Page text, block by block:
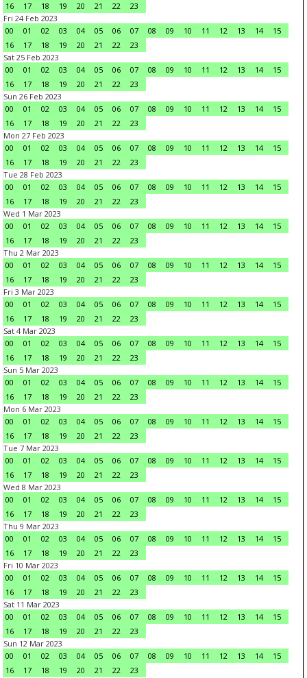
16
17 18 19 20 21 22
23
Fri 24 Feb 2023
00
01 02 03 04 05 06 07 08 09 10 11 12 13 14
15
16
17 18 19 20 21 22
23
Sat 25 Feb 2023
00
01 02 03 04 05 06 07 08 09 10 11 12 13 14
15
16
17 18 19 20 21 22
23
Sun 26 Feb 2023
00
01 02 03 04 05 06 07 08 09 10 11 12 13 14
15
16
17 18 19 20 21 22
23
Mon 27 Feb 2023
00
01 02 03 04 05 06 07 08 09 10 11 12 13 14
15
16
17 18 19 20 21 22
23
Tue 28 Feb 2023
00
01 02 03 04 05 06 07 08 09 10 11 12 13 14
15
16
17 18 19 20 21 22
23
Wed 1 Mar 2023
00
01 02 03 04 05 06 07 08 09 10 11 12 13 14
15
16
17 18 19 20 21 22
23
Thu 2 Mar 2023
00
01 02 03 04 05 06 07 08 09 10 11 12 13 14
15
16
17 18 19 20 21 22
23
Fri 3 Mar 2023
00
01 02 03 04 05 06 07 08 09 10 11 12 13 14
15
16
17 18 19 20 21 22
23
Sat 4 Mar 2023
00
01 02 03 04 05 06 07 08 09 10 11 12 13 14
15
16
17 18 19 20 21 22
23
Sun 5 Mar 2023
00
01 02 03 04 05 06 07 08 09 10 11 12 13 14
15
16
17 18 19 20 21 22
23
Mon 6 Mar 2023
00
01 02 03 04 05 06 07 08 09 10 11 12 13 14
15
16
17 18 19 20 21 22
23
Tue 7 Mar 2023
00
01 02 03 04 05 06 07 08 09 10 11 12 13 14
15
16
17 18 19 20 21 22
23
Wed 8 Mar 2023
00
01 02 03 04 05 06 07 08 09 10 11 12 13 14
15
16
17 18 19 20 21 22
23
Thu 9 Mar 2023
00
01 02 03 04 05 06 07 08 09 10 11 12 13 14
15
16
17 18 19 20 21 22
23
Fri 10 Mar 2023
00
01 02 03 04 05 06 07 08 09 10 11 12 13 14
15
16
17 18 19 20 21 22
23
Sat 11 Mar 2023
00
01 02 03 04 05 06 07 08 09 10 11 12 13 14
15
16
17 18 19 20 21 22
23
Sun 12 Mar 2023
00
01 02 03 04 05 06 07 08 09 10 11 12 13 14
15
16
17 18 19 20 21 22
23